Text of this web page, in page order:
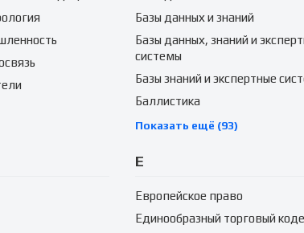
Базы данных и знаний
Базы данных, знаний и
системы
Базы знаний и экспертные
Баллистика
Показать ещё (93)
Е
Европейское право
Единообразный торговый